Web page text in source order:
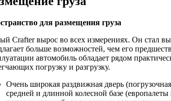
для размещения груза
Crafter вырос во всех измерениях. Он стал
больше возможностей, чем его
автомобиль обладает рядом
погрузку и разгрузку.
Очень широкая раздвижная дверь
средней и длинной колесной базе